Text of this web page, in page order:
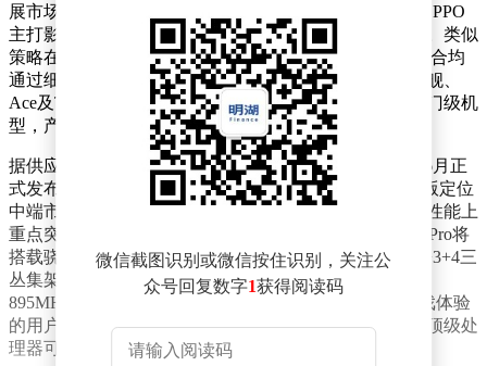
展市场版图。一加与OPPO合并后，双品牌协同发展，OPPO
主打影像领域，一加则深耕游戏性能，形成差异化优势。类似
策略在行业中并不少见，vivo与iQOO、小米与红米等组合均
通过细分市场满足多元需求。一加品牌目前拥有数字旗舰、
Ace及Turbo三大系列，覆盖中高端市场，但尚未涉足入门级机
型，产品线仍有拓展空间。
据供应链消息，一加即将推出Turbo 6X系列新机，预计6月正
式发布。该系列包含标准版与Pro版两款机型，其中Pro版定位
中端市场，主打差异化体验。新机在屏幕、续航及防护性能上
重点突破，避免同质化竞争。核心配置方面，Turbo 6X Pro将
搭载骁龙7s Gen 4芯片，采用4nm制程工艺，CPU采用1+3+4三
丛集架构，大核主频2.7GHz，GPU为Adreno 810，频率
895MHz，性能可满足轻度手游需求。对于追求极致游戏体验
的用户，一加15系列旗舰机型仍是更优选择，其搭载的顶级处
理器可流畅运行大型3D手游。
微信截图识别或微信按住识别，关注公
众号回复数字1获得阅读码